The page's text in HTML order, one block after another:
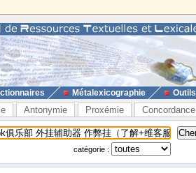
Métalexicographie Outils
Antonymie Proxémie Concordance
catégorie :